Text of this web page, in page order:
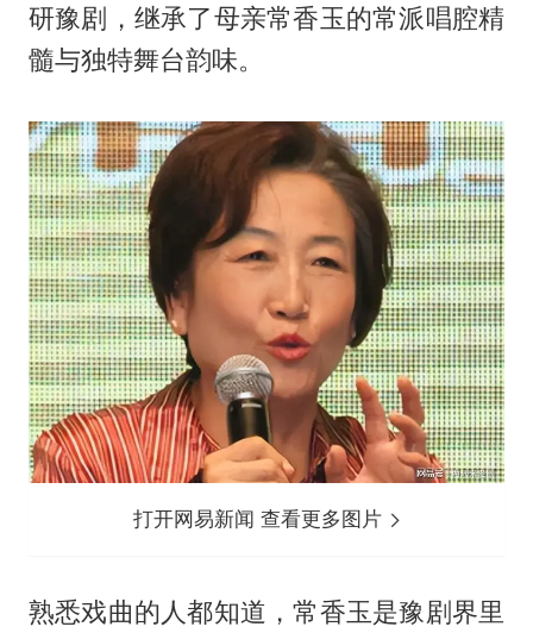
研豫剧，继承了母亲常香玉的常派唱腔精
髓与独特舞台韵味。
打开网易新闻 查看更多图片
熟悉戏曲的人都知道，常香玉是豫剧界里